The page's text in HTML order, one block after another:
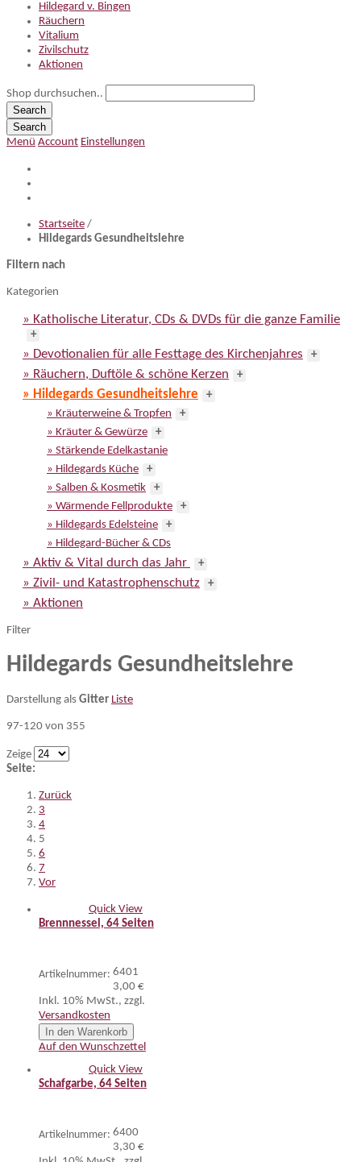
Hildegard v. Bingen
Räuchern
Vitalium
Zivilschutz
Aktionen
Shop durchsuchen..
Search
Search
Menü Account Einstellungen
Startseite /
Hildegards Gesundheitslehre
Filtern nach
Kategorien
» Katholische Literatur, CDs & DVDs für die ganze Familie
+
» Devotionalien für alle Festtage des Kirchenjahres +
» Räuchern, Duftöle & schöne Kerzen +
» Hildegards Gesundheitslehre
+
» Kräuterweine & Tropfen
+
» Kräuter & Gewürze
+
» Stärkende Edelkastanie
» Hildegards Küche
+
» Salben & Kosmetik
+
» Wärmende Fellprodukte
+
» Hildegards Edelsteine
+
» Hildegard-Bücher & CDs
» Aktiv & Vital durch das Jahr +
» Zivil- und Katastrophenschutz +
» Aktionen
Filter
Hildegards Gesundheitslehre
Darstellung als Gitter Liste
97-120 von 355
Zeige
Seite:
Zurück
3
4
5
6
7
Vor
Quick View
Brennnessel, 64 Seiten
Artikelnummer: 6401
3,00 €
Inkl. 10% MwSt., zzgl.
Versandkosten
In den Warenkorb
Auf den Wunschzettel
Quick View
Schafgarbe, 64 Seiten
Artikelnummer: 6400
3,30 €